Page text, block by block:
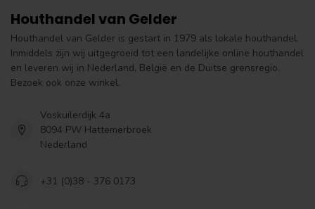
Houthandel van Gelder
Houthandel van Gelder is gestart in 1979 als lokale houthandel.
Inmiddels zijn wij uitgegroeid tot een landelijke online houthandel
en leveren wij in Nederland, België en de Duitse grensregio.
Bezoek ook onze winkel.
Voskuilerdijk 4a
8094 PW Hattemerbroek
Nederland
+31 (0)38 - 376 0173